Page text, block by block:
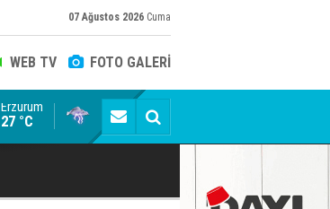
07 Ağustos 2026 Cuma
WEB TV FOTO GALERİ
Konuşanlar'a katıldı, söyledikleri başına iş açtı!
Erzurum
27 °C